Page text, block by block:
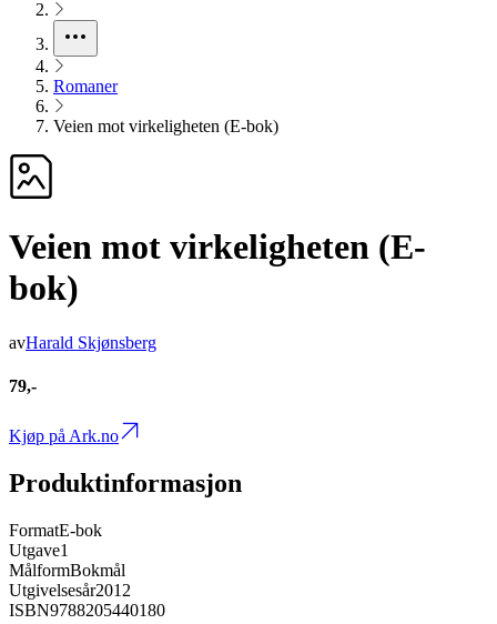
Romaner
Veien mot virkeligheten (E-bok)
Veien mot virkeligheten (E-
bok)
avHarald Skjønsberg
79,-
Kjøp på Ark.no
Produktinformasjon
FormatE-bok
Utgave1
MålformBokmål
Utgivelsesår2012
ISBN9788205440180